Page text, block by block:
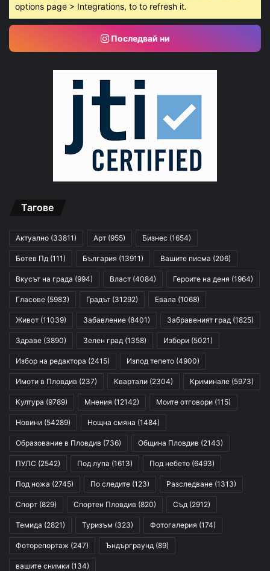
options page > Integrations, to to refresh it.
Последвай ни
Тагове
Актуално (33811) Арт (955) Бизнес (1654)
Ботев Пд (111) България (13911) Вашите писма (206)
Вкусът на града (994) Власт (4084) Героите на деня (1964)
Гласове (5983) Градът (31292) Евала (1068)
Живот (11039) Забавление (8401) Забравеният град (1825)
Здраве (3890) Зелен град (1358) Избори (5021)
Избор на редактора (2415) Изпод тепето (4900)
Имоти в Пловдив (237) Квартали (2304) Криминале (5973)
Култура (9789) Мнения (12142) Моите отговори (115)
Новини (54289) Нощна смяна (1484)
Образование в Пловдив (736) Община Пловдив (2143)
ПУЛС (2542) Под лупа (1613) Под небето (6493)
Под ножа (2745) По следите (123) Разследване (1313)
Спорт (829) Спортен Пловдив (820) Съд (2912)
Темида (2821) Туризъм (323) Фотогалерия (174)
Фоторепортаж (247) Ъндърграунд (89)
вашите снимки (134)